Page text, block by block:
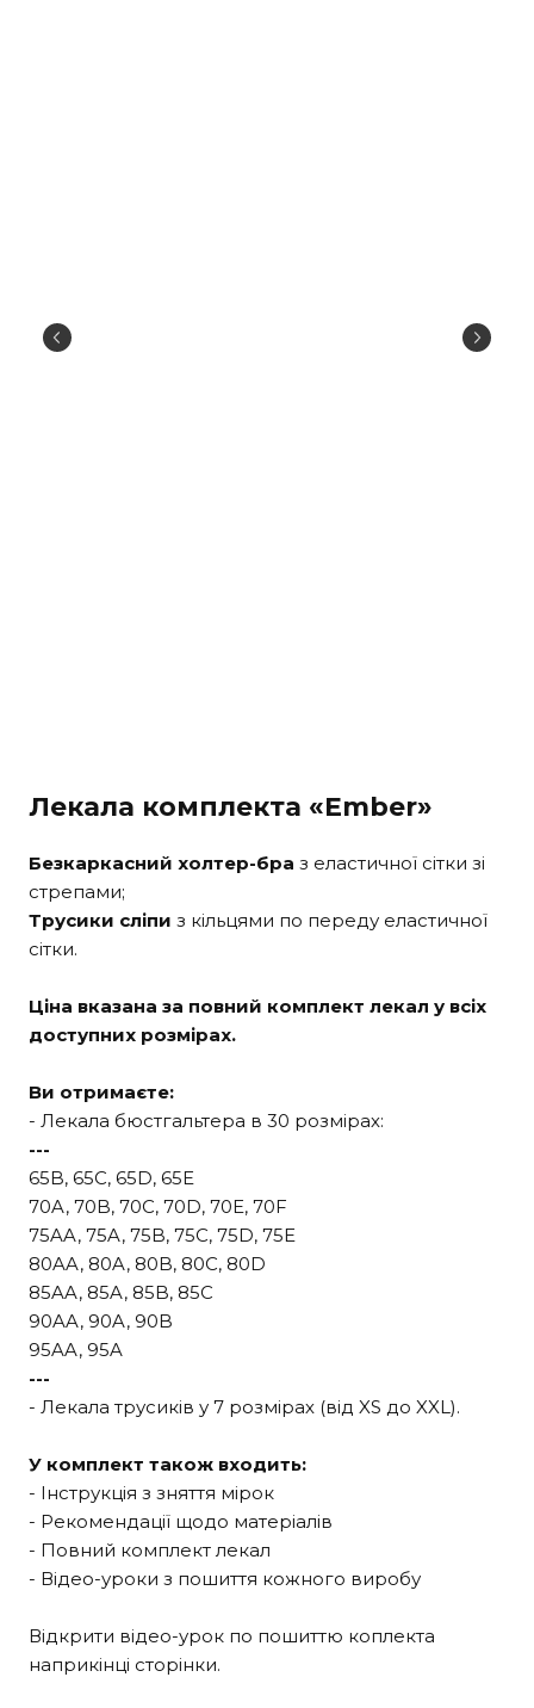
Лекала комплекта «Ember»
Безкаркасний холтер-бра з еластичної сітки зі
стрепами;
Трусики сліпи з кільцями по переду еластичної
сітки.
Ціна вказана за повний комплект лекал у всіх
доступних розмірах.
Ви отримаєте:
- Лекала бюстгальтера в 30 розмірах:
---
65B, 65C, 65D, 65E
70A, 70B, 70C, 70D, 70E, 70F
75AA, 75A, 75B, 75C, 75D, 75E
80AA, 80A, 80B, 80C, 80D
85AA, 85A, 85B, 85C
90AA, 90A, 90B
95AA, 95A
---
- Лекала трусиків у 7 розмірах (від XS до XXL).
У комплект також входить:
- Інструкція з зняття мірок
- Рекомендації щодо матеріалів
- Повний комплект лекал
- Відео-уроки з пошиття кожного виробу
Відкрити відео-урок по пошиттю коплекта
наприкінці сторінки.